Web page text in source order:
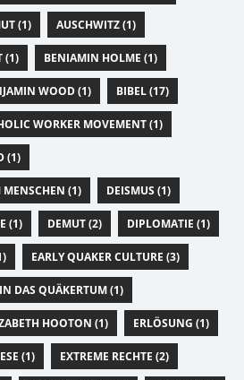
(1) AUSCHWITZ (1)
(1) BENIAMIN HOLME (1)
WOOD (1) BIBEL (17)
WORKER MOVEMENT (1)
(1)
MENSCHEN (1) DEISMUS (1)
(1) DEMUT (2) DIPLOMATIE (1)
EARLY QUAKER CULTURE (3)
DAS QUÄKERTUM (1)
HOOTON (1) ERLÖSUNG (1)
(1) EXTREME RECHTE (2)